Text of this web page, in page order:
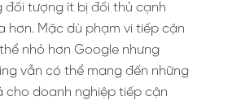
đối tượng ít bị đối thủ cạnh
hơn. Mặc dù phạm vi tiếp cận
nhỏ hơn Google nhưng
vẫn có thể mang đến những
cho doanh nghiệp tiếp cận